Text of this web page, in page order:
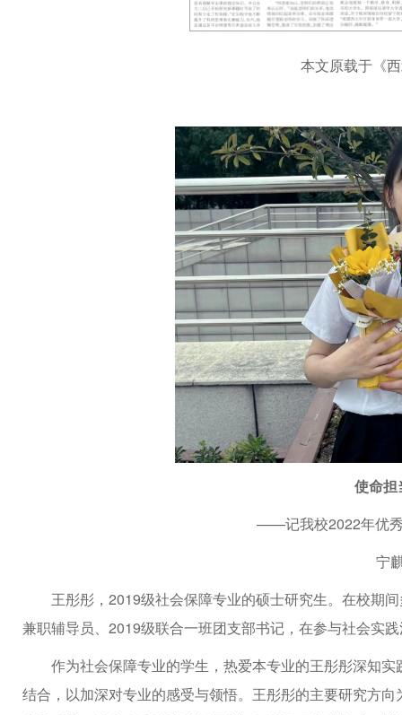
本文原载于《
使命担
——记我校2022年优秀
宁
王彤彤，2019级社会保障专业的硕士研究生。在校期
兼职辅导员、2019级联合一班团支部书记，在参与社会实
作为社会保障专业的学生，热爱本专业的王彤彤深知
结合，以加深对专业的感受与领悟。王彤彤的主要研究方